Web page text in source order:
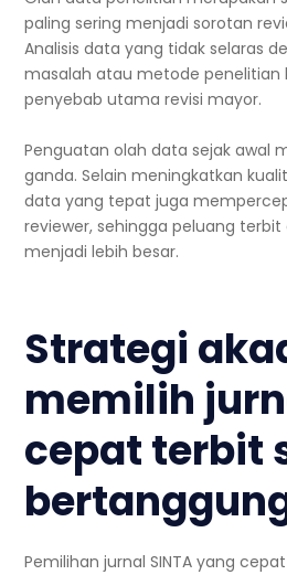
paling sering menjadi sorotan
Analisis data yang tidak selaras
masalah atau metode penelitian
penyebab utama revisi mayor.
Penguatan olah data sejak awal
ganda. Selain meningkatkan
data yang tepat juga
reviewer, sehingga peluang
menjadi lebih besar.
Strategi
memilih
cepat terbit
Pemilihan jurnal SINTA yang